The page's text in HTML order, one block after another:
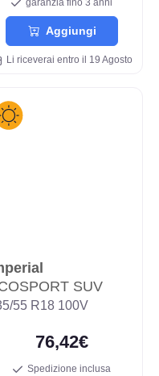
garanzia fino 3 anni
Aggiungi
Li riceverai entro il 19 Agosto
SUV
55 R18 100V
76,42€
Spedizione inclusa